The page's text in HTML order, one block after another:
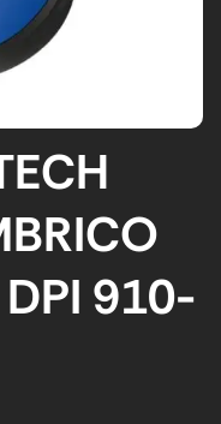
910-